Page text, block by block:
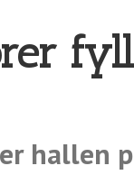
hallen